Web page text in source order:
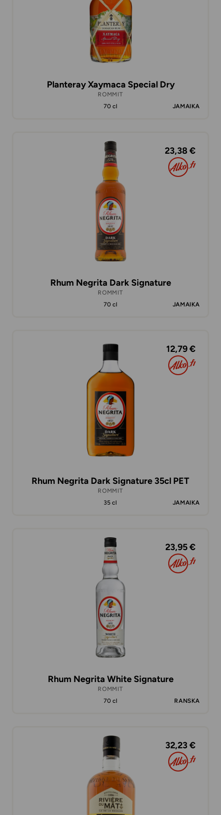
Planteray Xaymaca Special Dry
ROMMIT
70 cl
JAMAIKA
23,38 €
Rhum Negrita Dark Signature
ROMMIT
70 cl
JAMAIKA
12,79 €
Rhum Negrita Dark Signature 35cl PET
ROMMIT
35 cl
JAMAIKA
23,95 €
Rhum Negrita White Signature
ROMMIT
70 cl
RANSKA
32,23 €